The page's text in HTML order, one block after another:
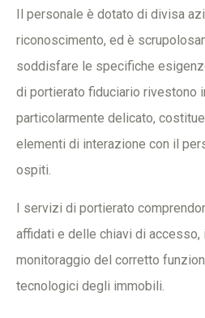
Il personale è dotato di divisa
riconoscimento, ed è
soddisfare le specifiche
di portierato fiduciario rivestono
particolarmente delicato,
elementi di interazione con il
ospiti.
I servizi di portierato
affidati e delle chiavi di
monitoraggio del corretto
tecnologici degli immobili.